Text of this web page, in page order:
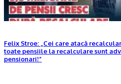
Felix Stroe: „Cei care atacă
toate pensiile la recalculare sunt
pensionari!”